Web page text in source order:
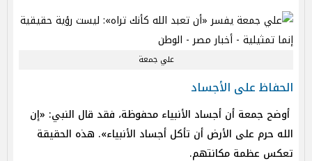
علي جمعة
الحفاظ على الأجساد
أوضح جمعة أن أجساد الأنبياء محفوظة، فقد قال النبي: «إن
الله حرم على الأرض أن تأكل أجساد الأنبياء». هذه الحقيقة
تعكس عظمة مكانتهم.